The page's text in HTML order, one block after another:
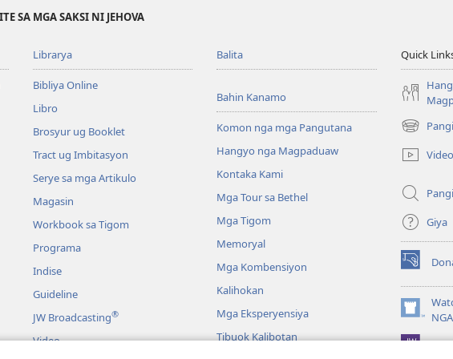
SA MGA SAKSI NI JEHOVA
Librarya
Bibliya Online
Libro
Brosyur ug Booklet
Tract ug Imbitasyon
Serye sa mga Artikulo
Magasin
Workbook sa Tigom
Programa
Indise
Guideline
JW Broadcasting®
Video
Balita
Bahin Kanamo
Komon nga mga Pangutana
Hangyo nga Magpaduaw
Kontaka Kami
Mga Tour sa Bethel
Mga Tigom
Memoryal
Mga Kombensiyon
Kalihokan
Mga Eksperyensiya
Tibuok Kalibotan
Quick
(mo-
open
ug
ong
Video
Giya
(mo-
open
ug
bag-
window)
(mo-
open